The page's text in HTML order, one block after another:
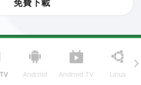
免費下載
Android Android TV Linux